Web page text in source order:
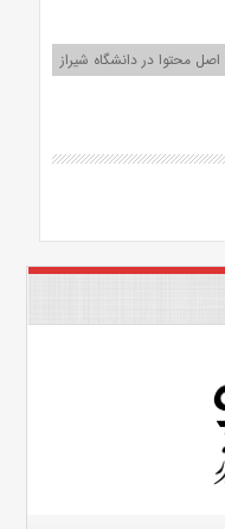
محتوا در دانشگاه شیراز